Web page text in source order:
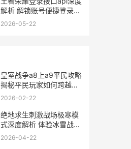
解析 解锁账号便捷登录新
途径
2026-05-22
皇室战争a8上a9平民攻略
揭秘平民玩家如何跨越等
级壁垒
2026-02-22
绝地求生刺激战场极寒模
式深度解析 体验冰雪战场
新玩法
2026-04-22